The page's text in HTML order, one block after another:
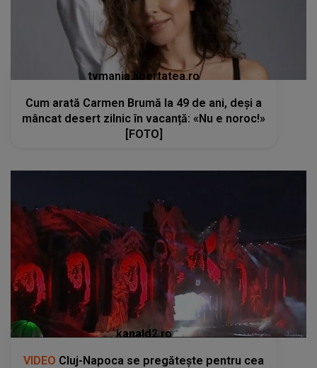
tvmania.libertatea.ro
Cum arată Carmen Brumă la 49 de ani, deși a
mâncat desert zilnic în vacanță: «Nu e noroc!»
[FOTO]
kanald2.ro
VIDEO Cluj-Napoca se pregătește pentru cea